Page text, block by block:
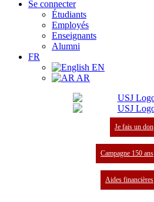
Se connecter
Étudiants
Employés
Enseignants
Alumni
FR
EN
AR
Je fais un don
Campagne 150 ans
Aides financières